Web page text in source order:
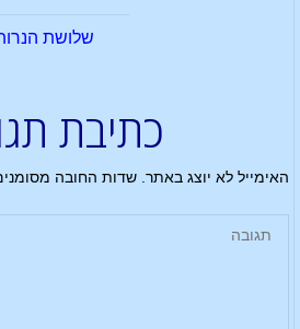
שלושת
כתיבת
האימייל לא יוצג באתר. שדות החובה